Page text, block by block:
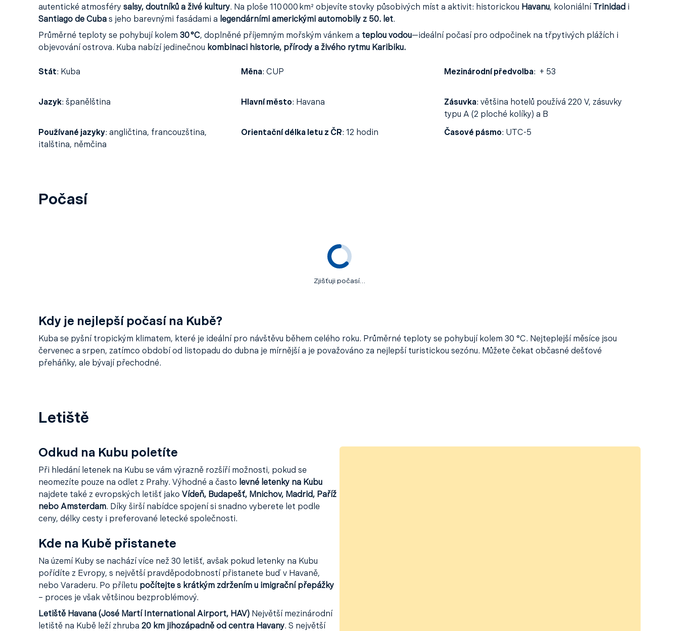
autentické atmosféry salsy, doutníků a živé kultury. Na ploše 110 000 km² objevíte stovky působivých míst a aktivit: historickou Havanu, koloniální Trinidad i
Santiago de Cuba s jeho barevnými fasádami a legendárními americkými automobily z 50. let.
Průměrné teploty se pohybují kolem 30 °C, doplněné příjemným mořským vánkem a teplou vodou—ideální počasí pro odpočinek na třpytivých plážích i
objevování ostrova. Kuba nabízí jedinečnou kombinaci historie, přírody a živého rytmu Karibiku.
Stát: Kuba
Jazyk: španělština
Používané jazyky: angličtina, francouzština,
italština, němčina
Měna:CUP
Hlavní město: Havana
Orientační délka letu z ČR:12 hodin
Mezinárodní předvolba: + 53
Zásuvka: většina hotelů používá 220 V, zásuvky
typu A (2 ploché kolíky) a B
Časové pásmo: UTC-5
Počasí
Zjišťuji počasí…
Kdy je nejlepší počasí na Kubě?
Kuba se pyšní tropickým klimatem, které je ideální pro návštěvu během celého roku. Průměrné teploty se pohybují kolem 30 °C. Nejteplejší měsíce jsou
červenec a srpen, zatímco období od listopadu do dubna je mírnější a je považováno za nejlepší turistickou sezónu. Můžete čekat občasné dešťové
přeháňky, ale bývají přechodné.
Letiště
Odkud na Kubu poletíte
Při hledání letenek na Kubu se vám výrazně rozšíří možnosti, pokud se
neomezíte pouze na odlet z Prahy. Výhodné a často levné letenky na Kubu
najdete také z evropských letišť jako Vídeň, Budapešť, Mnichov, Madrid, Paříž
nebo Amsterdam. Díky širší nabídce spojení si snadno vyberete let podle
ceny, délky cesty i preferované letecké společnosti.
Kde na Kubě přistanete
Na území Kuby se nachází více než 30 letišť, avšak pokud letenky na Kubu
pořídíte z Evropy, s největší pravděpodobností přistanete buď v Havaně,
nebo Varaderu. Po příletu počítejte s krátkým zdržením u imigrační přepážky
– proces je však většinou bezproblémový.
Letiště Havana (José Martí International Airport, HAV) Největší mezinárodní
letiště na Kubě leží zhruba 20 km jihozápadně od centra Havany. S největší